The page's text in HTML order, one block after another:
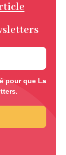
pour que La